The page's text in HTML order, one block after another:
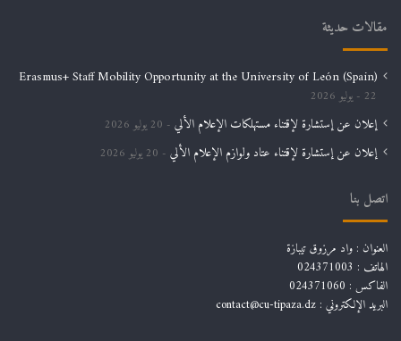
مقالات حديثة
Erasmus+ Staff Mobility Opportunity at the University of León (Spain)
22 يوليو 2026
إعلان عن إستشارة لإقتناء مستهلكات الإعلام الألي 20 يوليو 2026
إعلان عن إستشارة لإقتناء عتاد ولوازم الإعلام الألي 20 يوليو 2026
اتصل بنا
العنوان : واد مرزوق تيبازة
الهاتف : 024371003
الفاكس : 024371060
البريد الإلكتروني : contact@cu-tipaza.dz